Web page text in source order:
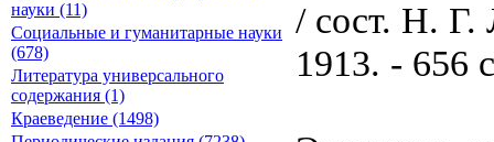
науки (11)
Социальные и гуманитарные науки
(678)
Литература универсального
содержания (1)
Краеведение (1498)
/ сост. Н. Г.
1913. - 656